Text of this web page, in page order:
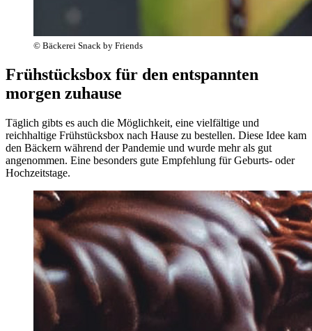
© Bäckerei Snack by Friends
Frühstücksbox für den entspannten
morgen zuhause
Täglich gibts es auch die Möglichkeit, eine vielfältige und
reichhaltige Frühstücksbox nach Hause zu bestellen. Diese Idee kam
den Bäckern während der Pandemie und wurde mehr als gut
angenommen. Eine besonders gute Empfehlung für Geburts- oder
Hochzeitstage.